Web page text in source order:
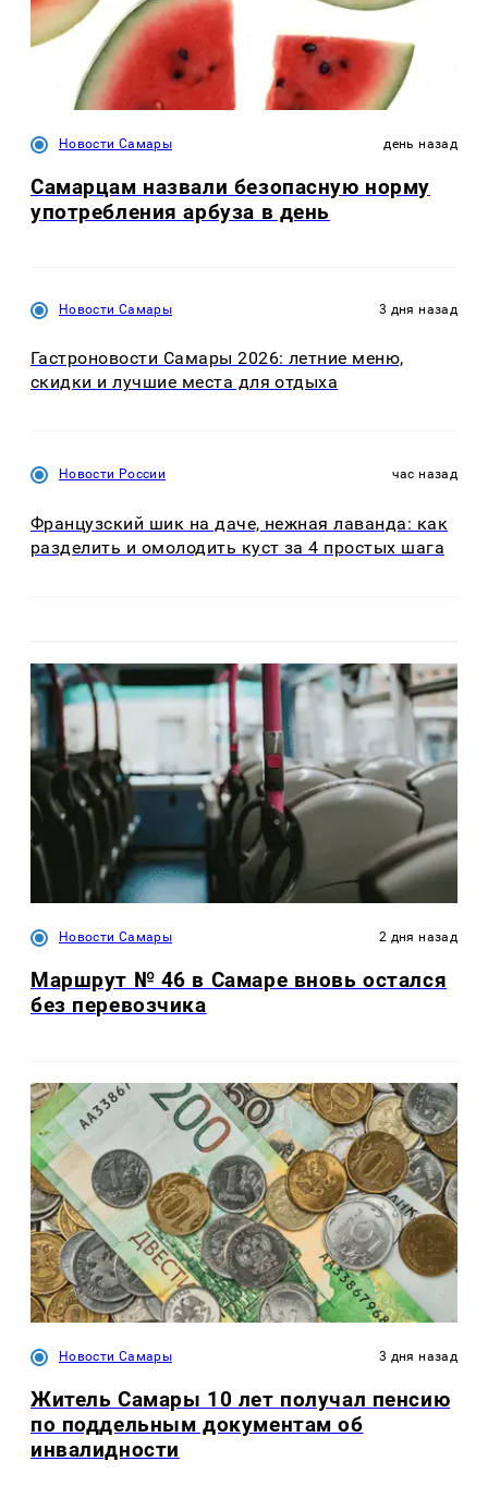
Новости Самары день назад
Самарцам назвали безопасную норму
употребления арбуза в день
Новости Самары 3 дня назад
Гастроновости Самары 2026: летние меню,
скидки и лучшие места для отдыха
Новости России час назад
Французский шик на даче, нежная лаванда: как
разделить и омолодить куст за 4 простых шага
Новости Самары 2 дня назад
Маршрут № 46 в Самаре вновь остался
без перевозчика
Новости Самары 3 дня назад
Житель Самары 10 лет получал пенсию
по поддельным документам об
инвалидности